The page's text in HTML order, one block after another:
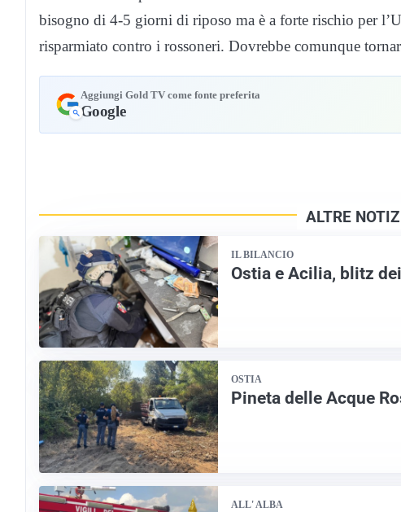
bisogno di 4-5 giorni di riposo ma è a forte rischio per
risparmiato contro i rossoneri. Dovrebbe comunque
Aggiungi Gold TV come fonte preferita
Google
ALTRE
IL BILANCIO
Ostia e Acilia, blitz
OSTIA
Pineta delle Acque
ALL' ALBA